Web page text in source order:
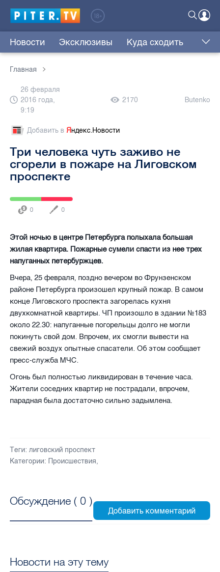
Новости Эксклюзивы Куда сходить
Главная
26 февраля
2016 года,
9:19
2170 Butenko
Добавить в Яндекс.Новости
Три человека чуть заживо не
сгорели в пожаре на Лиговском
проспекте
0 0
Этой ночью в центре Петербурга полыхала большая
жилая квартира. Пожарные сумели спасти из нее трех
напуганных петербуржцев.
Вчера, 25 февраля, поздно вечером во Фрунзенском
районе Петербурга произошел крупный пожар. В самом
конце Лиговского проспекта загорелась кухня
двухкомнатной квартиры. ЧП произошло в здании №183
около 22.30: напуганные погорельцы долго не могли
покинуть свой дом. Впрочем, их смогли вывести на
свежий воздух опытные спасатели. Об этом сообщает
пресс-служба МЧС.
Огонь был полностью ликвидирован в течение часа.
Жители соседних квартир не пострадали, впрочем,
парадная была достаточно сильно задымлена.
Теги: лиговский проспект
Категории: Происшествия,
Обсуждение ( 0 )
Новости на эту тему